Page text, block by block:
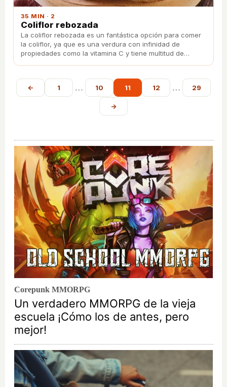
35 MIN · 2
Coliflor rebozada
La coliflor rebozada es un fantástica opción para comer
la coliflor, ya que es una verdura con infinidad de
propiedades como la vitamina C y tiene multitud de
← 1 … 10 11 12 … 29
→
Corepunk MMORPG
Un verdadero MMORPG de la vieja
escuela ¡Cómo los de antes, pero
mejor!